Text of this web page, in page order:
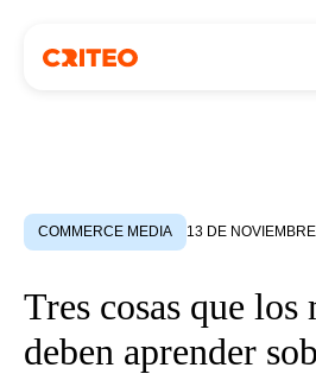
COMMERCE MEDIA 13 DE
Tres cosas que los
deben aprender